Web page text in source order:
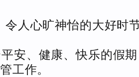
人心旷神怡的大好时
安、健康、快乐的假
工作。